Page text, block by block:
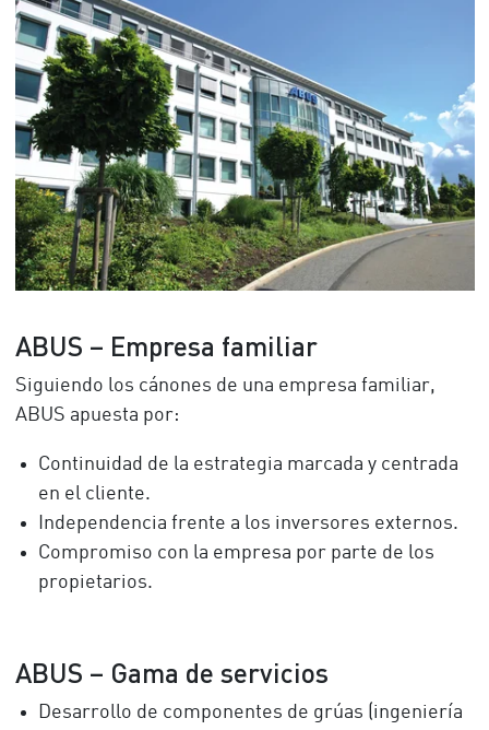
ABUS – Empresa familiar
Siguiendo los cánones de una empresa familiar,
ABUS apuesta por:
Continuidad de la estrategia marcada y centrada
en el cliente.
Independencia frente a los inversores externos.
Compromiso con la empresa por parte de los
propietarios.
ABUS – Gama de servicios
Desarrollo de componentes de grúas (ingeniería